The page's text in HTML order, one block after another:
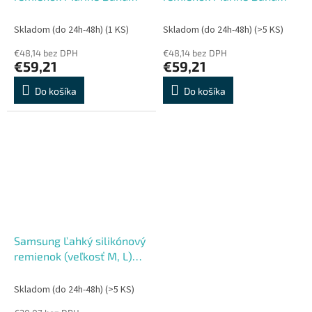
Skladom (do 24h-48h) (1 KS)
€48,14 bez DPH
€59,21
Do košíka
Skladom (do 24h-48h) (>5 KS)
€48,14 bez DPH
€59,21
Do košíka
Samsung Ľahký silikónový
remienok (veľkosť M, L)
Skladom (do 24h-48h) (>5 KS)